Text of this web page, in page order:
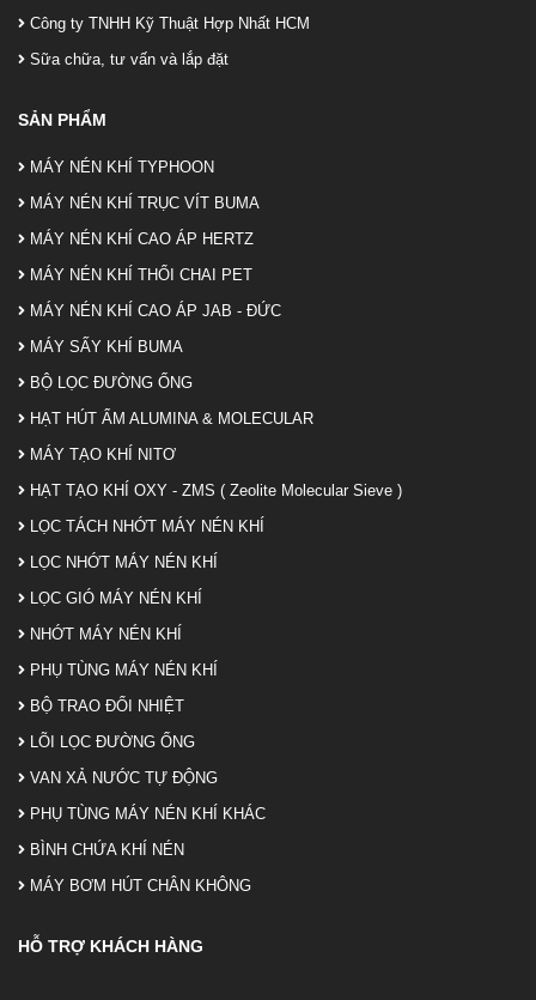
Công ty TNHH Kỹ Thuật Hợp Nhất HCM
Sữa chữa, tư vấn và lắp đặt
SẢN PHẨM
MÁY NÉN KHÍ TYPHOON
MÁY NÉN KHÍ TRỤC VÍT BUMA
MÁY NÉN KHÍ CAO ÁP HERTZ
MÁY NÉN KHÍ THỔI CHAI PET
MÁY NÉN KHÍ CAO ÁP JAB - ĐỨC
MÁY SẤY KHÍ BUMA
BỘ LỌC ĐƯỜNG ỐNG
HẠT HÚT ẨM ALUMINA & MOLECULAR
MÁY TẠO KHÍ NITƠ
HẠT TẠO KHÍ OXY - ZMS ( Zeolite Molecular Sieve )
LỌC TÁCH NHỚT MÁY NÉN KHÍ
LỌC NHỚT MÁY NÉN KHÍ
LỌC GIÓ MÁY NÉN KHÍ
NHỚT MÁY NÉN KHÍ
PHỤ TÙNG MÁY NÉN KHÍ
BỘ TRAO ĐỔI NHIỆT
LÕI LỌC ĐƯỜNG ỐNG
VAN XẢ NƯỚC TỰ ĐỘNG
PHỤ TÙNG MÁY NÉN KHÍ KHÁC
BÌNH CHỨA KHÍ NÉN
MÁY BƠM HÚT CHÂN KHÔNG
HỖ TRỢ KHÁCH HÀNG